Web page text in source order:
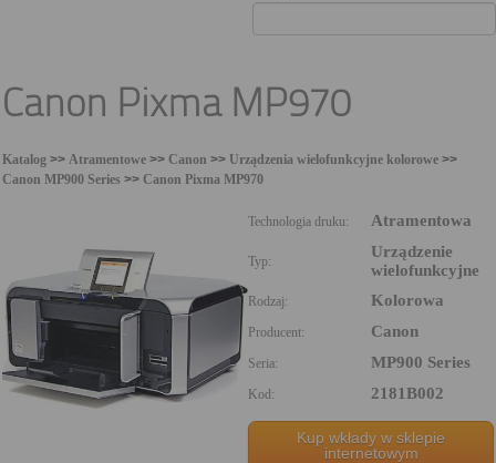
Sklep internetowy
Canon Pixma MP970
Katalog >> Atramentowe >> Canon >> Urządzenia wielofunkcyjne kolorowe >>
Canon MP900 Series >> Canon Pixma MP970
Technologia druku: Atramentowa
Typ:
Urządzenie
wielofunkcyjne
Rodzaj: Kolorowa
Producent: Canon
Seria: MP900 Series
Kod: 2181B002
Kup wkłady w sklepie
internetowym